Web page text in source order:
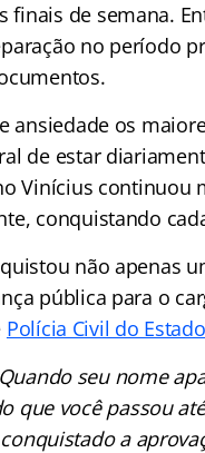
finais de semana.
no período
ansiedade os
de estar
Vinícius continuou
conquistando
não apenas
pública para o
Polícia Civil do
seu nome
que você passou
a